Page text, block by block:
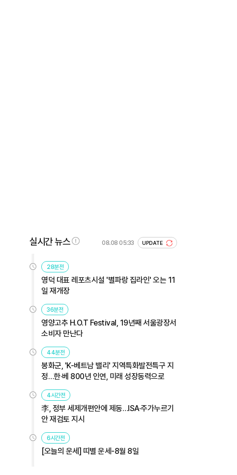
실시간 뉴스 08.08 05:33 UPDATE
28분전
영덕 대표 레포츠시설 '별파랑 집라인' 오는 11
일 재개장
36분전
영양고추 H.O.T Festival, 19년째 서울광장서
소비자 만난다
44분전
봉화군, 'K-베트남 밸리' 지역특화발전특구 지
정…한·베 800년 인연, 미래 성장동력으로
4시간전
李, 정부 세제개편안에 제동…ISA·주가누르기
안 재검토 지시
6시간전
[오늘의 운세] 띠별 운세-8월 8일